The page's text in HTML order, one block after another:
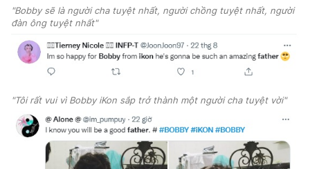
"Bobby sẽ là người cha tuyệt nhất, người chồng tuyệt nhất, người
đàn ông tuyệt nhất"
"Tôi rất vui vì Bobby iKon sắp trở thành một người cha tuyệt vời"